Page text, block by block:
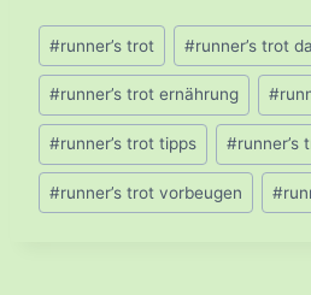
Schlagworte:
#runner’s trot #runner’s trot
#runner’s trot ernährung #
#runner’s trot tipps #runner’s
#runner’s trot vorbeugen #